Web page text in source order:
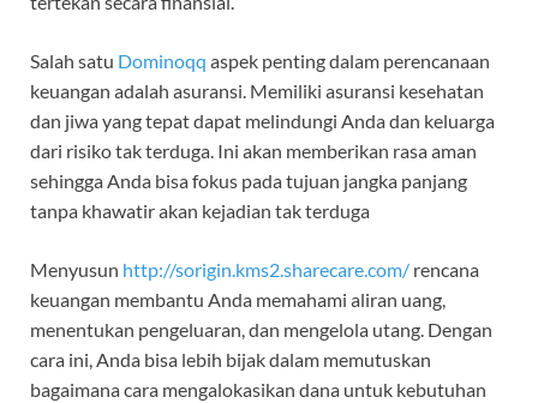
Salah satu Dominoqq aspek penting dalam perencanaan
keuangan adalah asuransi. Memiliki asuransi kesehatan
dan jiwa yang tepat dapat melindungi Anda dan keluarga
dari risiko tak terduga. Ini akan memberikan rasa aman
sehingga Anda bisa fokus pada tujuan jangka panjang
tanpa khawatir akan kejadian tak terduga
Menyusun http://sorigin.kms2.sharecare.com/ rencana
keuangan membantu Anda memahami aliran uang,
menentukan pengeluaran, dan mengelola utang. Dengan
cara ini, Anda bisa lebih bijak dalam memutuskan
bagaimana cara mengalokasikan dana untuk kebutuhan